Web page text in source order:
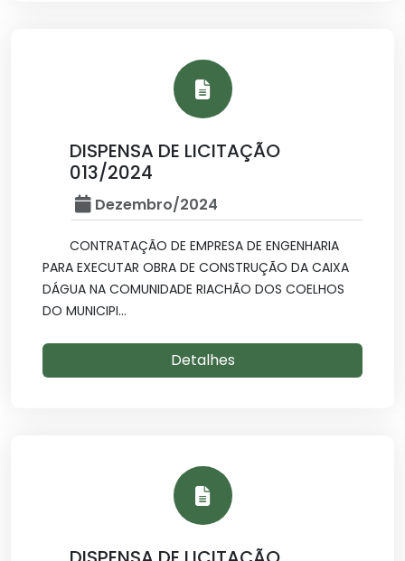
DISPENSA DE LICITAÇÃO
013/2024
Dezembro/2024
CONTRATAÇÃO DE EMPRESA DE ENGENHARIA
PARA EXECUTAR OBRA DE CONSTRUÇÃO DA CAIXA
DÁGUA NA COMUNIDADE RIACHÃO DOS COELHOS
DO MUNICIPI...
Detalhes